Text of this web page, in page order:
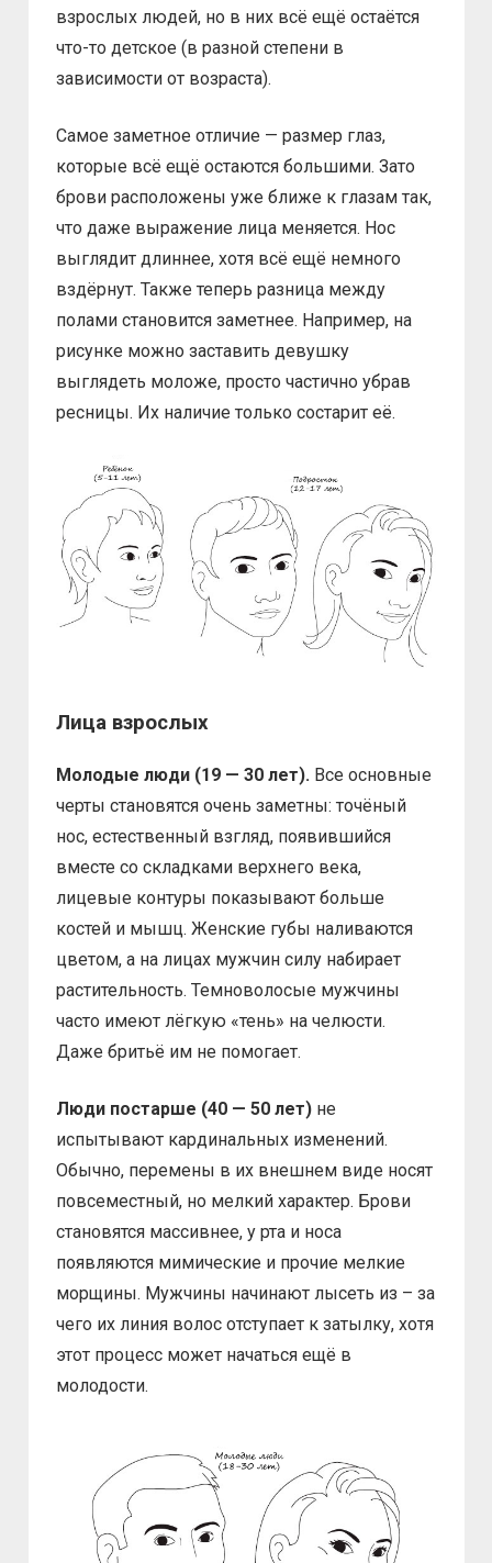
взрослых людей, но в них всё ещё остаётся
что-то детское (в разной степени в
зависимости от возраста).
Самое заметное отличие — размер глаз,
которые всё ещё остаются большими. Зато
брови расположены уже ближе к глазам так,
что даже выражение лица меняется. Нос
выглядит длиннее, хотя всё ещё немного
вздёрнут. Также теперь разница между
полами становится заметнее. Например, на
рисунке можно заставить девушку
выглядеть моложе, просто частично убрав
ресницы. Их наличие только состарит её.
Лица взрослых
Молодые люди (19 — 30 лет). Все основные
черты становятся очень заметны: точёный
нос, естественный взгляд, появившийся
вместе со складками верхнего века,
лицевые контуры показывают больше
костей и мышц. Женские губы наливаются
цветом, а на лицах мужчин силу набирает
растительность. Темноволосые мужчины
часто имеют лёгкую «тень» на челюсти.
Даже бритьё им не помогает.
Люди постарше (40 — 50 лет) не
испытывают кардинальных изменений.
Обычно, перемены в их внешнем виде носят
повсеместный, но мелкий характер. Брови
становятся массивнее, у рта и носа
появляются мимические и прочие мелкие
морщины. Мужчины начинают лысеть из – за
чего их линия волос отступает к затылку, хотя
этот процесс может начаться ещё в
молодости.